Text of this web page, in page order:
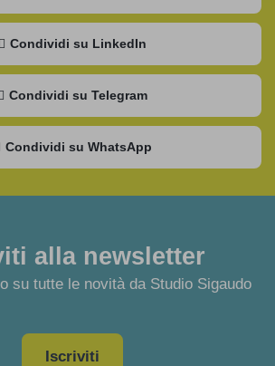
Condividi su LinkedIn
Condividi su Telegram
Condividi su WhatsApp
alla newsletter
su tutte le novità da Studio Sigaudo
Iscriviti